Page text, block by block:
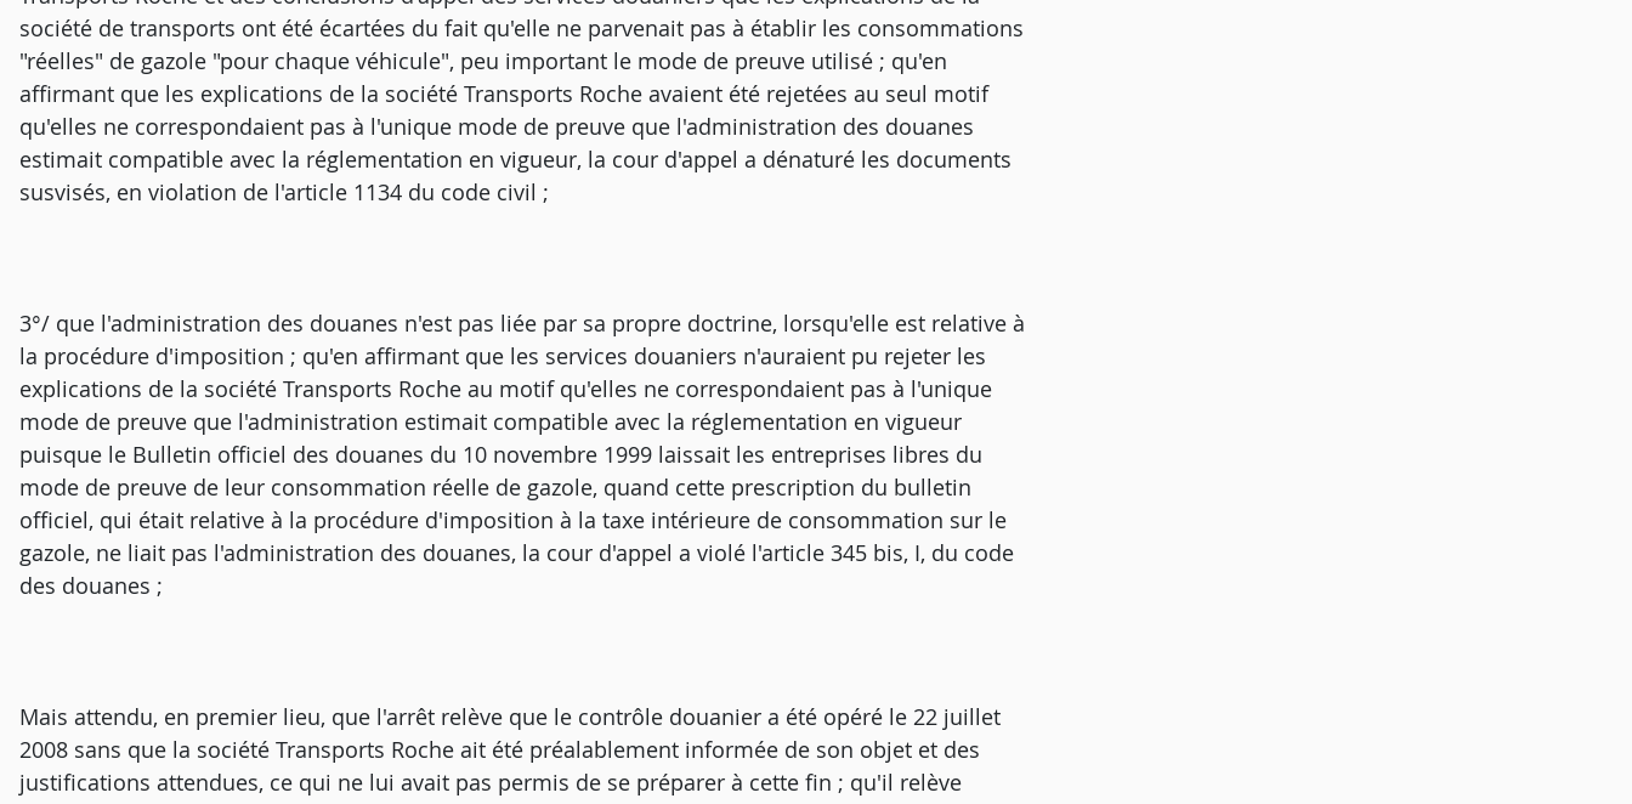
société de transports ont été écartées du fait qu'elle ne parvenait pas à établir les consommations
"réelles" de gazole "pour chaque véhicule", peu important le mode de preuve utilisé ; qu'en
affirmant que les explications de la société Transports Roche avaient été rejetées au seul motif
qu'elles ne correspondaient pas à l'unique mode de preuve que l'administration des douanes
estimait compatible avec la réglementation en vigueur, la cour d'appel a dénaturé les documents
susvisés, en violation de l'article 1134 du code civil ;
3°/ que l'administration des douanes n'est pas liée par sa propre doctrine, lorsqu'elle est relative à
la procédure d'imposition ; qu'en affirmant que les services douaniers n'auraient pu rejeter les
explications de la société Transports Roche au motif qu'elles ne correspondaient pas à l'unique
mode de preuve que l'administration estimait compatible avec la réglementation en vigueur
puisque le Bulletin officiel des douanes du 10 novembre 1999 laissait les entreprises libres du
mode de preuve de leur consommation réelle de gazole, quand cette prescription du bulletin
officiel, qui était relative à la procédure d'imposition à la taxe intérieure de consommation sur le
gazole, ne liait pas l'administration des douanes, la cour d'appel a violé l'article 345 bis, I, du code
des douanes ;
Mais attendu, en premier lieu, que l'arrêt relève que le contrôle douanier a été opéré le 22 juillet
2008 sans que la société Transports Roche ait été préalablement informée de son objet et des
justifications attendues, ce qui ne lui avait pas permis de se préparer à cette fin ; qu'il relève